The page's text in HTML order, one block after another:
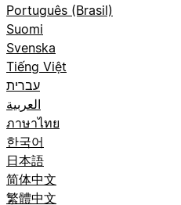
Português (Brasil)
Suomi
Svenska
Tiếng Việt
עברית
العربية
ภาษาไทย
한국어
日本語
简体中文
繁體中文